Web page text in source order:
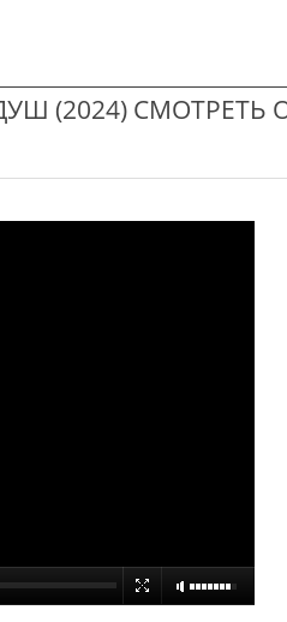
(2024) СМОТРЕТЬ